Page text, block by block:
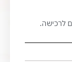
לרכישה.